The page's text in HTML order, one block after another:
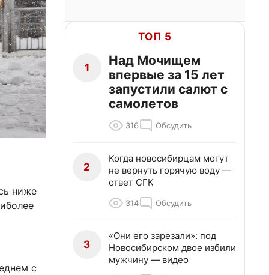
ниже
с
ТОП 5
1
Над Мочищем
впервые за 15 лет
запустили салют с
самолетов
316 Обсудить
2
Когда новосибирцам могут
не вернуть горячую воду —
ответ СГК
314 Обсудить
3
«Они его зарезали»: под
Новосибирском двое избили
мужчину — видео